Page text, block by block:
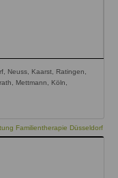
Neuss, Kaarst, Ratingen,
Mettmann, Köln,
Familientherapie Düsseldorf